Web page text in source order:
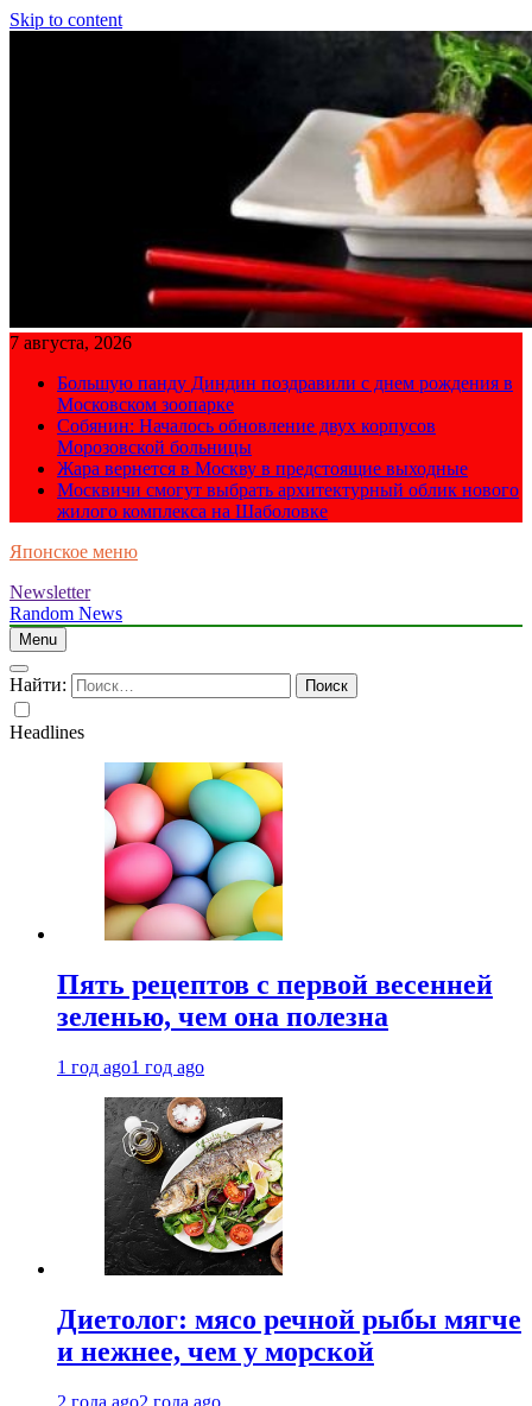
Skip to content
7 августа, 2026
Большую панду Диндин поздравили с днем рождения в
Московском зоопарке
Собянин: Началось обновление двух корпусов
Морозовской больницы
Жара вернется в Москву в предстоящие выходные
Москвичи смогут выбрать архитектурный облик нового
жилого комплекса на Шаболовке
Японское меню
Newsletter
Random News
Menu
Найти:
Headlines
Пять рецептов с первой весенней
зеленью, чем она полезна
1 год ago1 год ago
Диетолог: мясо речной рыбы мягче
и нежнее, чем у морской
2 года ago2 года ago